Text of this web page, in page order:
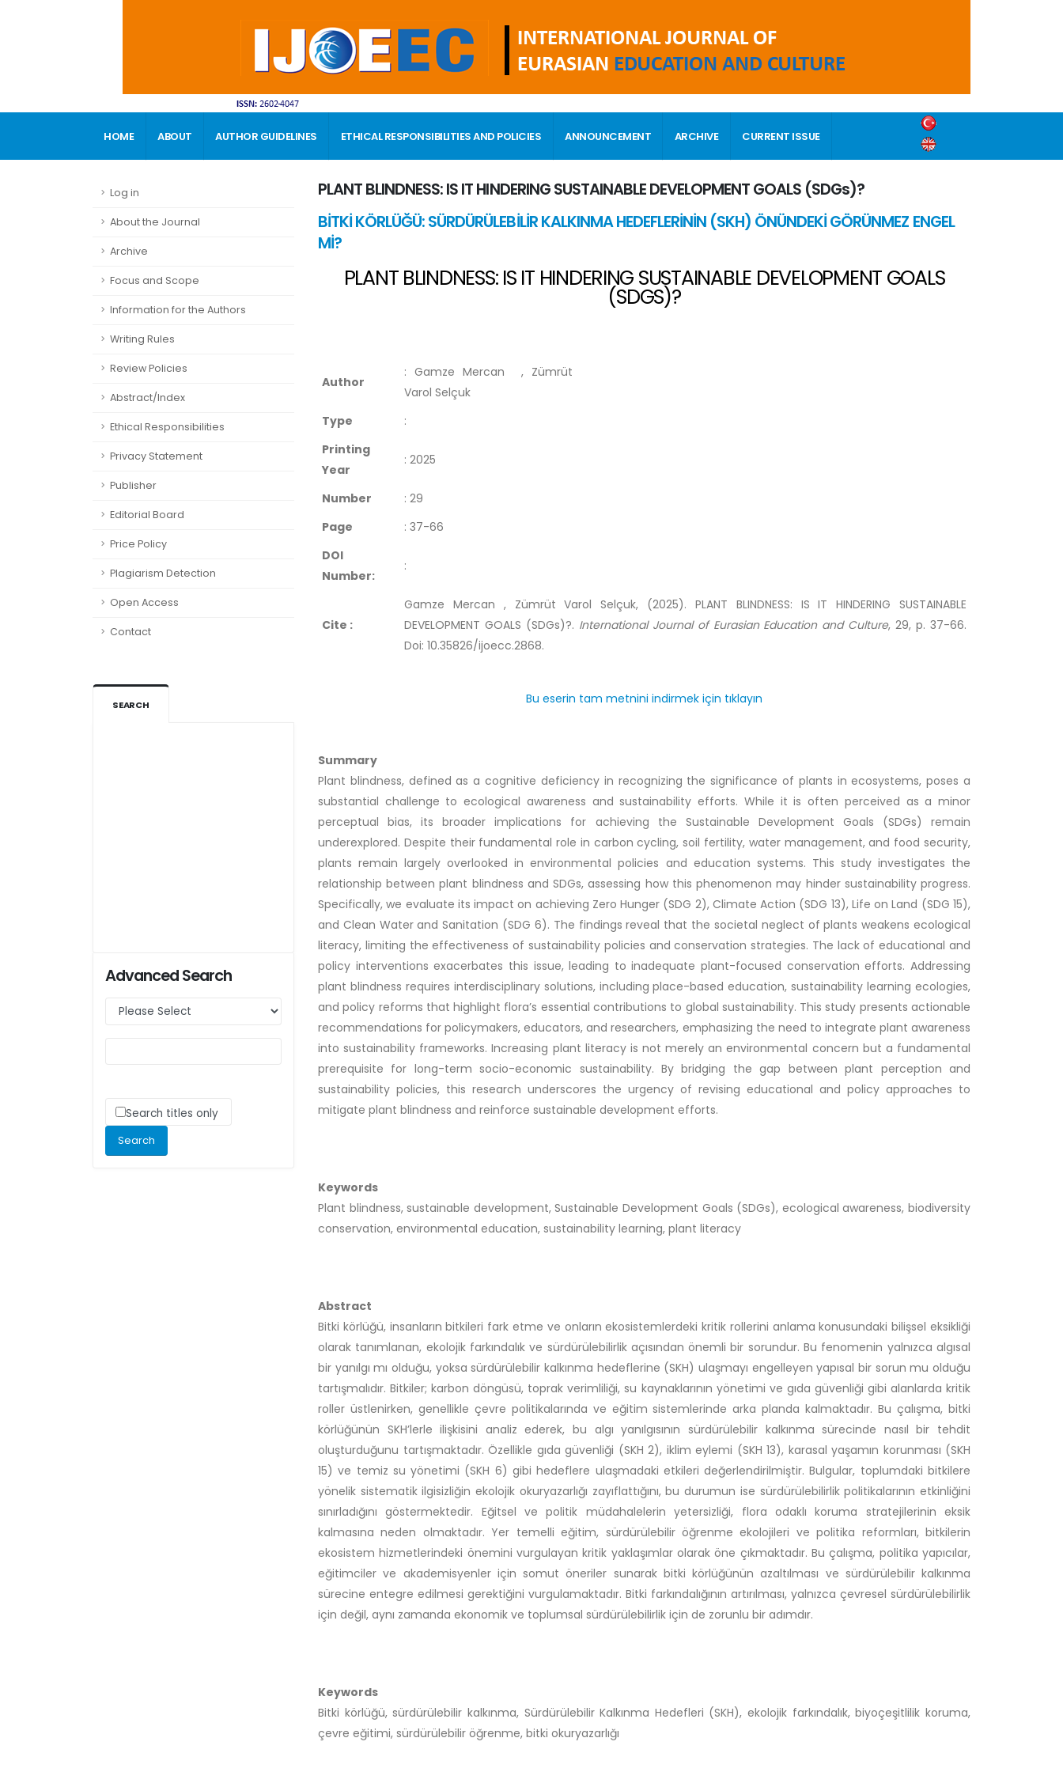
HOME ABOUT AUTHOR GUIDELINES ETHICAL RESPONSIBILITIES AND POLICIES ANNOUNCEMENT ARCHIVE CURRENT ISSUE
Log in
About the Journal
Archive
Focus and Scope
Information for the Authors
Writing Rules
Review Policies
Abstract/Index
Ethical Responsibilities
Privacy Statement
Publisher
Editorial Board
Price Policy
Plagiarism Detection
Open Access
Contact
SEARCH
Advanced Search
Search titles only
PLANT BLINDNESS: IS IT HINDERING SUSTAINABLE DEVELOPMENT GOALS (SDGs)?
BİTKİ KÖRLÜĞÜ: SÜRDÜRÜLEBİLİR KALKINMA HEDEFLERİNİN (SKH) ÖNÜNDEKİ GÖRÜNMEZ ENGEL
Mİ?
PLANT BLINDNESS: IS IT HINDERING SUSTAINABLE DEVELOPMENT GOALS
(SDGS)?
Author
:Gamze Mercan
, Zümrüt
Varol Selçuk
Type
:
Printing
Year
: 2025
Number : 29
Page
: 37-66
DOI
Number:
:
Cite :
Gamze Mercan , Zümrüt Varol Selçuk, (2025). PLANT BLINDNESS: IS IT HINDERING SUSTAINABLE
DEVELOPMENT GOALS (SDGs)?. International Journal of Eurasian Education and Culture, 29, p. 37-66.
Doi: 10.35826/ijoecc.2868.
Bu eserin tam metnini indirmek için tıklayın
Summary
Plant blindness, defined as a cognitive deficiency in recognizing the significance of plants in ecosystems, poses a
substantial challenge to ecological awareness and sustainability efforts. While it is often perceived as a minor
perceptual bias, its broader implications for achieving the Sustainable Development Goals (SDGs) remain
underexplored. Despite their fundamental role in carbon cycling, soil fertility, water management, and food security,
plants remain largely overlooked in environmental policies and education systems. This study investigates the
relationship between plant blindness and SDGs, assessing how this phenomenon may hinder sustainability progress.
Specifically, we evaluate its impact on achieving Zero Hunger (SDG 2), Climate Action (SDG 13), Life on Land (SDG 15),
and Clean Water and Sanitation (SDG 6). The findings reveal that the societal neglect of plants weakens ecological
literacy, limiting the effectiveness of sustainability policies and conservation strategies. The lack of educational and
policy interventions exacerbates this issue, leading to inadequate plant-focused conservation efforts. Addressing
plant blindness requires interdisciplinary solutions, including place-based education, sustainability learning ecologies,
and policy reforms that highlight flora’s essential contributions to global sustainability. This study presents actionable
recommendations for policymakers, educators, and researchers, emphasizing the need to integrate plant awareness
into sustainability frameworks. Increasing plant literacy is not merely an environmental concern but a fundamental
prerequisite for long-term socio-economic sustainability. By bridging the gap between plant perception and
sustainability policies, this research underscores the urgency of revising educational and policy approaches to
mitigate plant blindness and reinforce sustainable development efforts.
Keywords
Plant blindness, sustainable development, Sustainable Development Goals (SDGs), ecological awareness, biodiversity
conservation, environmental education, sustainability learning, plant literacy
Abstract
Bitki körlüğü, insanların bitkileri fark etme ve onların ekosistemlerdeki kritik rollerini anlama konusundaki bilişsel eksikliği
olarak tanımlanan, ekolojik farkındalık ve sürdürülebilirlik açısından önemli bir sorundur. Bu fenomenin yalnızca algısal
bir yanılgı mı olduğu, yoksa sürdürülebilir kalkınma hedeflerine (SKH) ulaşmayı engelleyen yapısal bir sorun mu olduğu
tartışmalıdır. Bitkiler; karbon döngüsü, toprak verimliliği, su kaynaklarının yönetimi ve gıda güvenliği gibi alanlarda kritik
roller üstlenirken, genellikle çevre politikalarında ve eğitim sistemlerinde arka planda kalmaktadır. Bu çalışma, bitki
körlüğünün SKH’lerle ilişkisini analiz ederek, bu algı yanılgısının sürdürülebilir kalkınma sürecinde nasıl bir tehdit
oluşturduğunu tartışmaktadır. Özellikle gıda güvenliği (SKH 2), iklim eylemi (SKH 13), karasal yaşamın korunması (SKH
15) ve temiz su yönetimi (SKH 6) gibi hedeflere ulaşmadaki etkileri değerlendirilmiştir. Bulgular, toplumdaki bitkilere
yönelik sistematik ilgisizliğin ekolojik okuryazarlığı zayıflattığını, bu durumun ise sürdürülebilirlik politikalarının etkinliğini
sınırladığını göstermektedir. Eğitsel ve politik müdahalelerin yetersizliği, flora odaklı koruma stratejilerinin eksik
kalmasına neden olmaktadır. Yer temelli eğitim, sürdürülebilir öğrenme ekolojileri ve politika reformları, bitkilerin
ekosistem hizmetlerindeki önemini vurgulayan kritik yaklaşımlar olarak öne çıkmaktadır. Bu çalışma, politika yapıcılar,
eğitimciler ve akademisyenler için somut öneriler sunarak bitki körlüğünün azaltılması ve sürdürülebilir kalkınma
sürecine entegre edilmesi gerektiğini vurgulamaktadır. Bitki farkındalığının artırılması, yalnızca çevresel sürdürülebilirlik
için değil, aynı zamanda ekonomik ve toplumsal sürdürülebilirlik için de zorunlu bir adımdır.
Keywords
Bitki körlüğü, sürdürülebilir kalkınma, Sürdürülebilir Kalkınma Hedefleri (SKH), ekolojik farkındalık, biyoçeşitlilik koruma,
çevre eğitimi, sürdürülebilir öğrenme, bitki okuryazarlığı